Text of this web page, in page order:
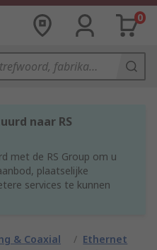
0
naar RS
met de RS Group om u
plaatselijke
services te kunnen
& Coaxial
/ Ethernet